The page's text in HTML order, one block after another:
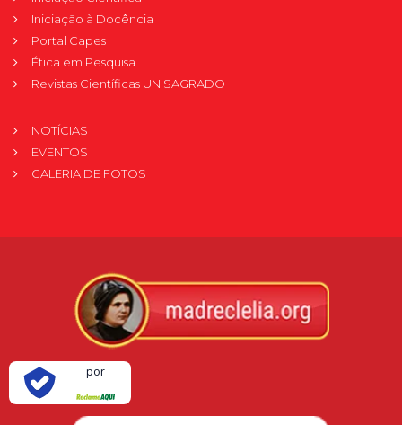
Iniciação à Docência
Portal Capes
Ética em Pesquisa
Revistas Científicas UNISAGRADO
NOTÍCIAS
EVENTOS
GALERIA DE FOTOS
por